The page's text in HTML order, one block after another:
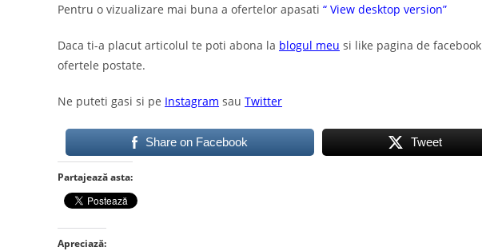
Pentru o vizualizare mai buna a ofertelor apasati “ View desktop version”
Daca ti-a placut articolul te poti abona la blogul meu si like pagina de facebook
ofertele postate.
Ne puteti gasi si pe Instagram sau Twitter
Share on Facebook Tweet
Partajează asta:
Apreciază: